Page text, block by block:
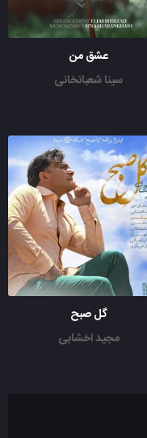
عشق من
سینا شعبانخانی
گل صبح
مجید اخشابی